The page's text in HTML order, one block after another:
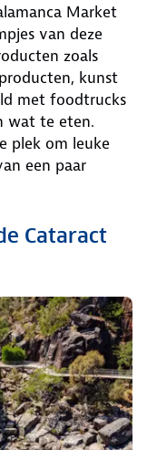
Market
van deze
zoals
kunst
met foodtrucks
wat te eten.
plek om leuke
een paar
Cataract